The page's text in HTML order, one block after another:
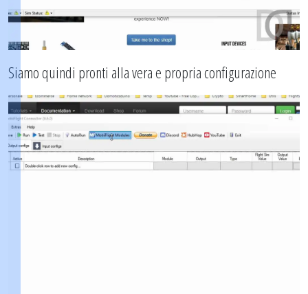
Siamo quindi pronti alla vera e propria configurazione